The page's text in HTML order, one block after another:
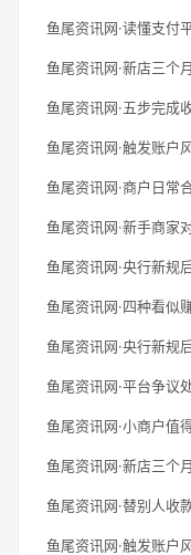
鱼尾资讯网·读懂支付
鱼尾资讯网·新店三个
鱼尾资讯网·五步完成
鱼尾资讯网·触发账户
鱼尾资讯网·商户日常
鱼尾资讯网·新手商家
鱼尾资讯网·央行新规
鱼尾资讯网·四种看似
鱼尾资讯网·央行新规
鱼尾资讯网·平台争议
鱼尾资讯网·小商户值
鱼尾资讯网·新店三个
鱼尾资讯网·替别人收
鱼尾资讯网·触发账户